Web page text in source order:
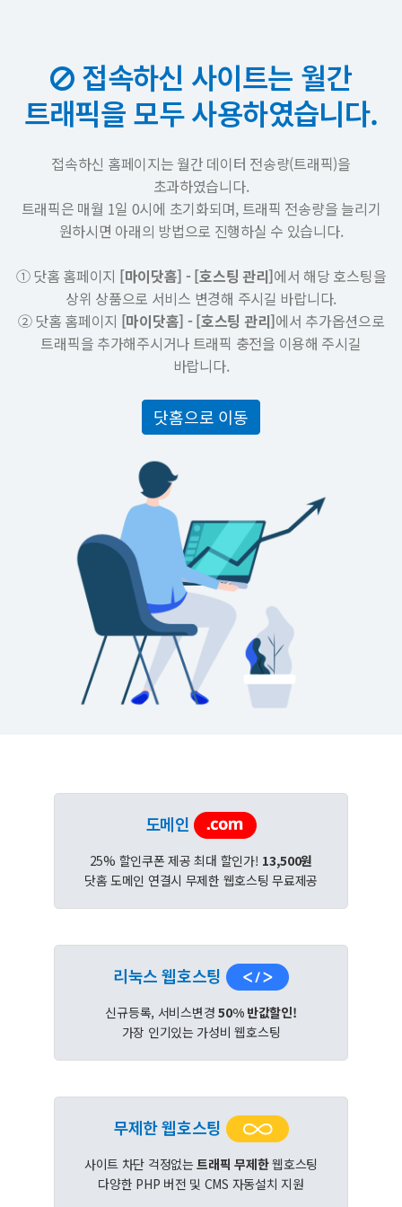
접속하신 사이트는 월간
트래픽을 모두 사용하였습니다.
접속하신 홈페이지는 월간 데이터 전송량(트래픽)을
초과하였습니다.
트래픽은 매월 1일 0시에 초기화되며, 트래픽 전송량을 늘리기
원하시면 아래의 방법으로 진행하실 수 있습니다.
① 닷홈 홈페이지 [마이닷홈] - [호스팅 관리]에서 해당 호스팅을
상위 상품으로 서비스 변경해 주시길 바랍니다.
② 닷홈 홈페이지 [마이닷홈] - [호스팅 관리]에서 추가옵션으로
트래픽을 추가해주시거나 트래픽 충전을 이용해 주시길
바랍니다.
닷홈으로 이동
도메인
25% 할인쿠폰 제공 최대 할인가! 13,500원
닷홈 도메인 연결시 무제한 웹호스팅 무료제공
리눅스 웹호스팅
신규등록, 서비스변경50% 반값할인!
가장 인기있는 가성비 웹호스팅
무제한 웹호스팅
사이트 차단 걱정없는트래픽 무제한웹호스팅
다양한 PHP 버전 및 CMS 자동설치 지원